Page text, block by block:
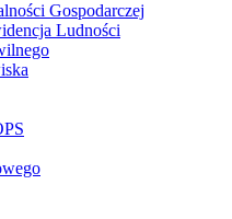
Gospodarczej
Ludności